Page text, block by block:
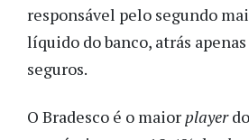
responsável pelo segundo
líquido do banco, atrás
seguros.
O Bradesco é o maior player